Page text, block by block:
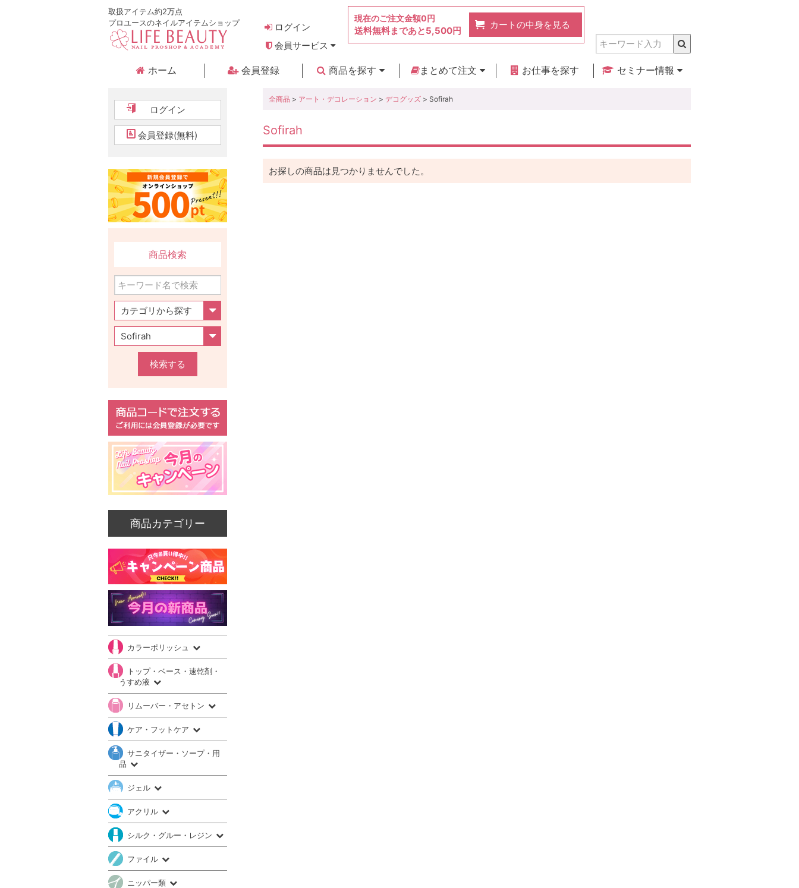
取扱アイテム約2万点
プロユースのネイルアイテムショップ
ログイン
会員サービス
現在のご注文金額0円
送料無料まであと5,500円
カートの中身を見る
ホーム 会員登録
商品を探す
まとめて注文
お仕事を探す
セミナー情報
全商品 > アート・デコレーション > デコグッズ > Sofirah
Sofirah
お探しの商品は見つかりませんでした。
ログイン
会員登録(無料)
商品検索
検索する
商品カテゴリー
カラーポリッシュ
トップ・ベース・速乾剤・
うすめ液
リムーバー・アセトン
ケア・フットケア
サニタイザー・ソープ・用
品
ジェル
アクリル
シルク・グルー・レジン
ファイル
ニッパー類